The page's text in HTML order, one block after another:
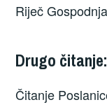
Riječ
Drugo
Čitanje